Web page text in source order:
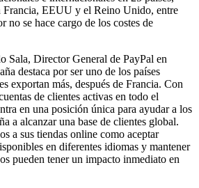
Francia, EEUU y el Reino Unido, entre
no se hace cargo de los costes de
Sala, Director General de PayPal en
destaca por ser uno de los países
exportan más, después de Francia. Con
de clientes activas en todo el
en una posición única para ayudar a los
a alcanzar una base de clientes global.
a sus tiendas online como aceptar
en diferentes idiomas y mantener
pueden tener un impacto inmediato en